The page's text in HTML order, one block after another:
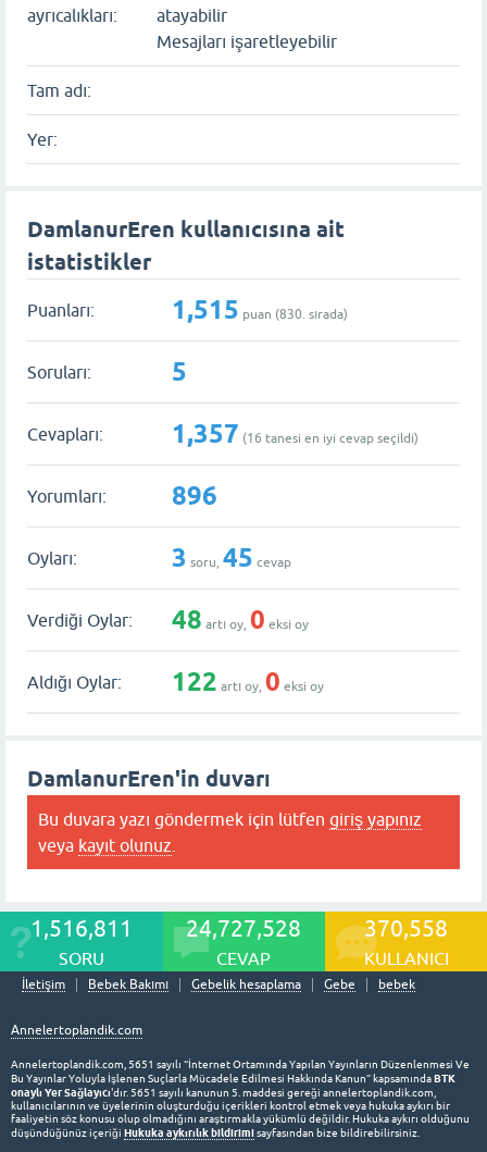
ayrıcalıkları:
atayabilir
Mesajları işaretleyebilir
Tam adı:
Yer:
DamlanurEren kullanıcısına ait
istatistikler
Puanları: 1,515 puan (830. sırada)
Soruları: 5
Cevapları: 1,357 (16 tanesi en iyi cevap seçildi)
Yorumları: 896
Oyları: 3 soru, 45 cevap
Verdiği Oylar: 48 artı oy, 0 eksi oy
Aldığı Oylar: 122 artı oy, 0 eksi oy
DamlanurEren'in duvarı
Bu duvara yazı göndermek için lütfen giriş yapınız
veya kayıt olunuz
1,516,811
SORU
24,727,528
CEVAP
370,558
KULLANICI
İletişim Bebek Bakımı Gebelik hesaplama Gebe bebek
Annelertoplandik.com
Annelertoplandik.com, 5651 sayılı “İnternet Ortamında Yapılan Yayınların Düzenlenmesi Ve
Bu Yayınlar Yoluyla İşlenen Suçlarla Mücadele Edilmesi Hakkında Kanun” kapsamındaBTK
onaylı Yer Sağlayıcı'dır. 5651 sayılı kanunun 5. maddesi gereği annelertoplandik.com,
kullanıcılarının ve üyelerinin oluşturduğu içerikleri kontrol etmek veya hukuka aykırı bir
faaliyetin söz konusu olup olmadığını araştırmakla yükümlü değildir. Hukuka aykırı olduğunu
düşündüğünüz içeriği Hukuka aykırılık bildirimisayfasından bize bildirebilirsiniz.